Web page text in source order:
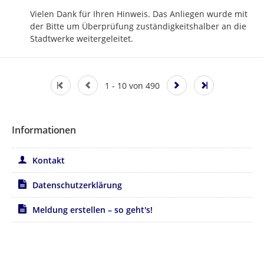
Vielen Dank für Ihren Hinweis. Das Anliegen wurde mit
der Bitte um Überprüfung zuständigkeitshalber an die
Stadtwerke weitergeleitet.
1 - 10 von 490
Informationen
Kontakt
Datenschutzerklärung
Meldung erstellen – so geht's!